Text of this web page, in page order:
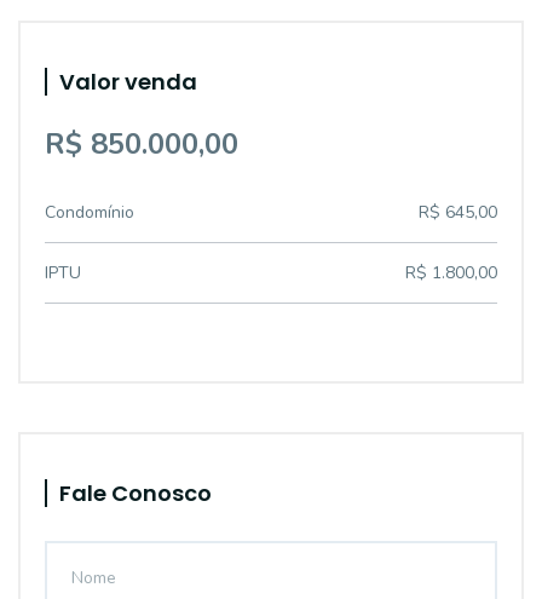
Valor venda
R$ 850.000,00
Condomínio R$ 645,00
IPTU R$ 1.800,00
Fale Conosco